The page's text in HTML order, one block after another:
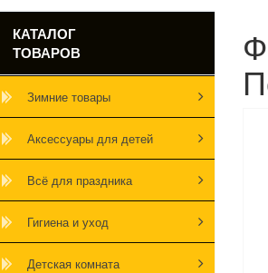
КАТАЛОГ
ТОВАРОВ
Зимние товары
Аксессуары для детей
Всё для праздника
Гигиена и уход
Детская комната